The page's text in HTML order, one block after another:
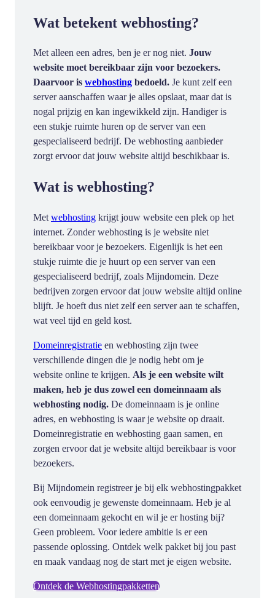
Wat betekent webhosting?
Met alleen een adres, ben je er nog niet. Jouw
website moet bereikbaar zijn voor bezoekers.
Daarvoor is webhosting bedoeld. Je kunt zelf een
server aanschaffen waar je alles opslaat, maar dat is
nogal prijzig en kan ingewikkeld zijn. Handiger is
een stukje ruimte huren op de server van een
gespecialiseerd bedrijf. De webhosting aanbieder
zorgt ervoor dat jouw website altijd beschikbaar is.
Wat is webhosting?
Met webhosting krijgt jouw website een plek op het
internet. Zonder webhosting is je website niet
bereikbaar voor je bezoekers. Eigenlijk is het een
stukje ruimte die je huurt op een server van een
gespecialiseerd bedrijf, zoals Mijndomein. Deze
bedrijven zorgen ervoor dat jouw website altijd online
blijft. Je hoeft dus niet zelf een server aan te schaffen,
wat veel tijd en geld kost.
Domeinregistratie en webhosting zijn twee
verschillende dingen die je nodig hebt om je
website online te krijgen. Als je een website wilt
maken, heb je dus zowel een domeinnaam als
webhosting nodig. De domeinnaam is je online
adres, en webhosting is waar je website op draait.
Domeinregistratie en webhosting gaan samen, en
zorgen ervoor dat je website altijd bereikbaar is voor
bezoekers.
Bij Mijndomein registreer je bij elk webhostingpakket
ook eenvoudig je gewenste domeinnaam. Heb je al
een domeinnaam gekocht en wil je er hosting bij?
Geen probleem. Voor iedere ambitie is er een
passende oplossing. Ontdek welk pakket bij jou past
en maak vandaag nog de start met je eigen website.
Ontdek de Webhostingpakketten